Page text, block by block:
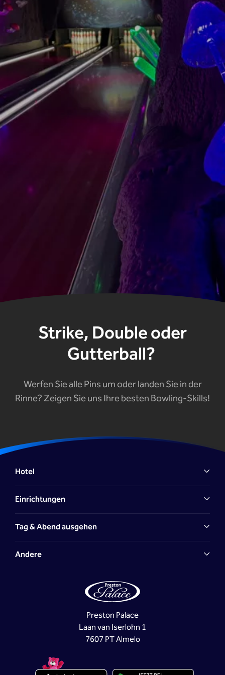
Strike, Double oder
Gutterball?
Werfen Sie alle Pins um oder landen Sie in der
Rinne? Zeigen Sie uns Ihre besten Bowling-Skills!
Hotel
Einrichtungen
Tag & Abend ausgehen
Andere
Preston Palace
Laan van Iserlohn 1
7607 PT Almelo